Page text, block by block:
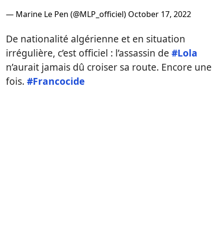
— Marine Le Pen (@MLP_officiel) October 17, 2022
De nationalité algérienne et en situation
irrégulière, c’est officiel : l’assassin de #Lola
n’aurait jamais dû croiser sa route. Encore une
fois. #Francocide